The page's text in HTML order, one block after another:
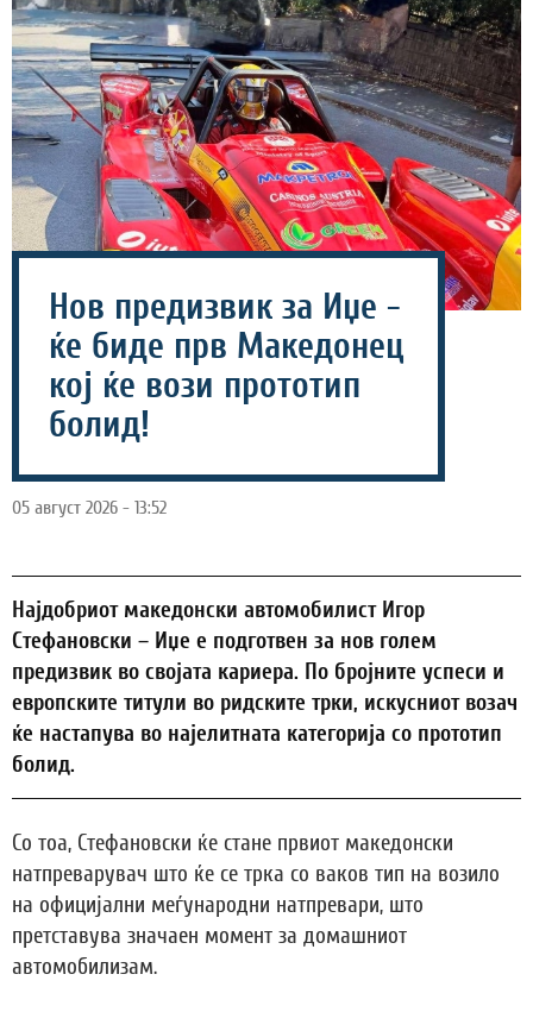
Нов предизвик за Иџе -
ќе биде прв Македонец
кој ќе вози прототип
болид!
05 август 2026 - 13:52
Најдобриот македонски автомобилист Игор
Стефановски – Иџе е подготвен за нов голем
предизвик во својата кариера. По бројните успеси и
европските титули во ридските трки, искусниот возач
ќе настапува во најелитната категорија со прототип
болид.
Со тоа, Стефановски ќе стане првиот македонски
натпреварувач што ќе се трка со ваков тип на возило
на официјални меѓународни натпревари, што
претставува значаен момент за домашниот
автомобилизам.